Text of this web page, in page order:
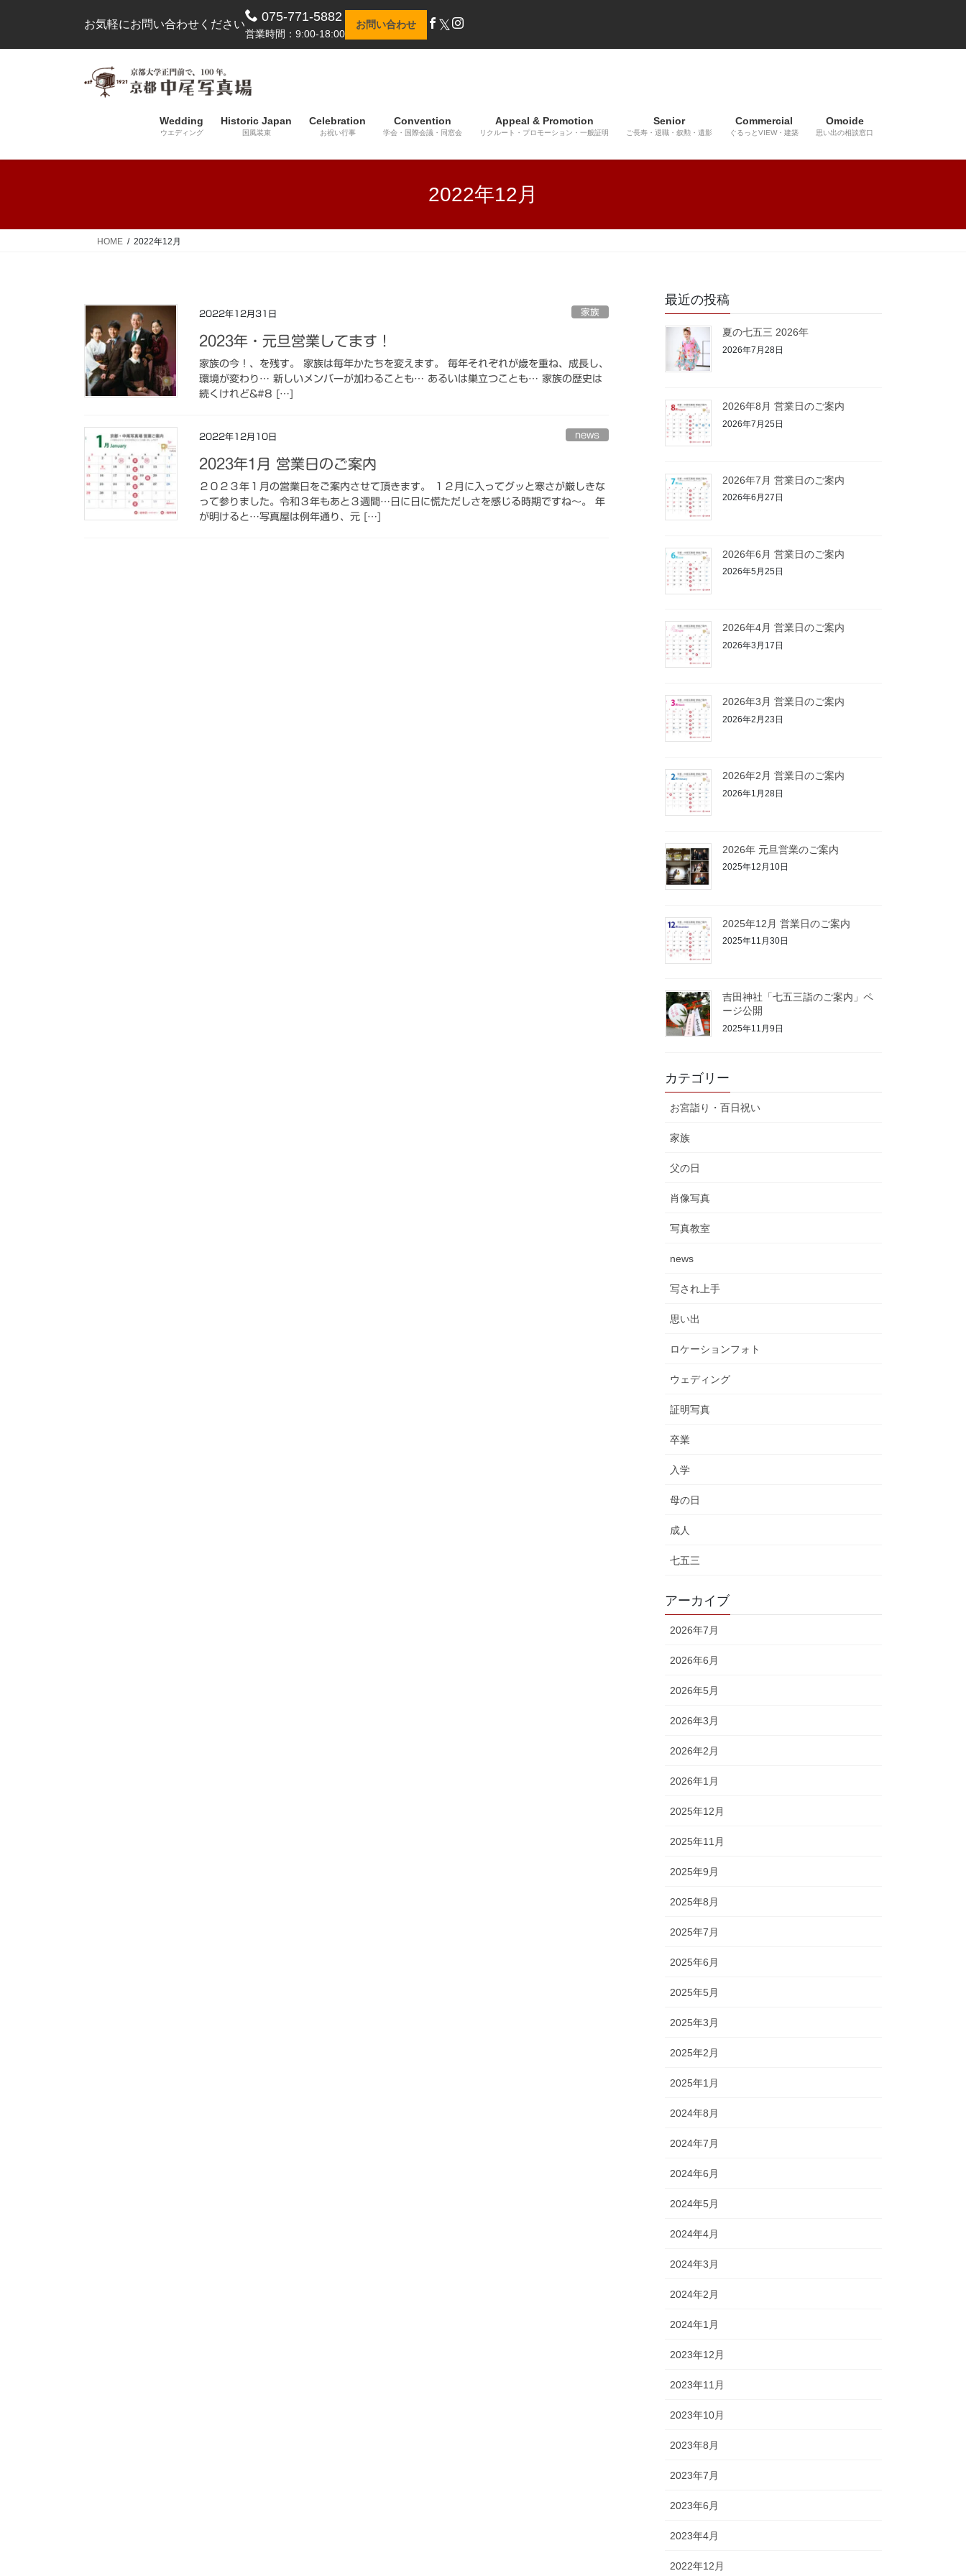
プ
動
お気軽にお問い合わせください
075-771-5882
営業時間：9:00-18:00
お問い合わせ 𝕏
Wedding
ウエディング
Historic Japan
国風装束
Celebration
お祝い行事
Convention
学会・国際会議・同窓会
Appeal & Promotion
リクルート・プロモーション・一般証明
Senior
ご長寿・退職・叙勲・遺影
Commercial
ぐるっとVIEW・建築
Omoide
思い出の相談窓口
2022年12月
HOME 2022年12月
2022年12月31日 家族
2023年・元旦営業してます！
家族の今！、を残す。 家族は毎年かたちを変えます。 毎年それぞれが歳を重ね、成長し、
環境が変わり… 新しいメンバーが加わることも… あるいは巣立つことも… 家族の歴史は
続くけれど&#8 […]
2022年12月10日 news
2023年1月 営業日のご案内
２０２３年１月の営業日をご案内させて頂きます。 １２月に入ってグッと寒さが厳しきな
って参りました。令和３年もあと３週間…日に日に慌ただしさを感じる時期ですね〜。 年
が明けると…写真屋は例年通り、元 […]
最近の投稿
夏の七五三 2026年
2026年7月28日
2026年8月 営業日のご案内
2026年7月25日
2026年7月 営業日のご案内
2026年6月27日
2026年6月 営業日のご案内
2026年5月25日
2026年4月 営業日のご案内
2026年3月17日
2026年3月 営業日のご案内
2026年2月23日
2026年2月 営業日のご案内
2026年1月28日
2026年 元旦営業のご案内
2025年12月10日
2025年12月 営業日のご案内
2025年11月30日
吉田神社「七五三詣のご案内」ペ
ージ公開
2025年11月9日
カテゴリー
お宮詣り・百日祝い
家族
父の日
肖像写真
写真教室
news
写され上手
思い出
ロケーションフォト
ウェディング
証明写真
卒業
入学
母の日
成人
七五三
アーカイブ
2026年7月
2026年6月
2026年5月
2026年3月
2026年2月
2026年1月
2025年12月
2025年11月
2025年9月
2025年8月
2025年7月
2025年6月
2025年5月
2025年3月
2025年2月
2025年1月
2024年8月
2024年7月
2024年6月
2024年5月
2024年4月
2024年3月
2024年2月
2024年1月
2023年12月
2023年11月
2023年10月
2023年8月
2023年7月
2023年6月
2023年4月
2022年12月